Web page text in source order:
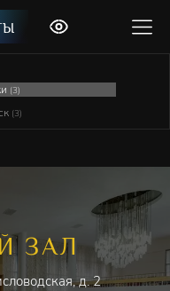
(3)
(3)
ЗАЛ
д. 2